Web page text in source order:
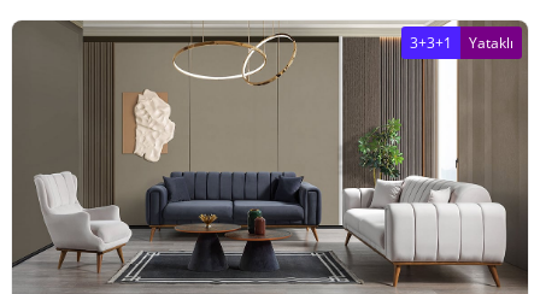
3+3+1 Yataklı